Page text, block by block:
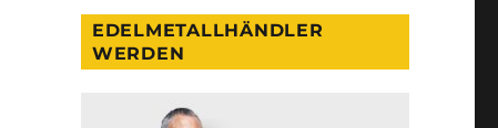
EDELMETALLHÄNDLER
WERDEN